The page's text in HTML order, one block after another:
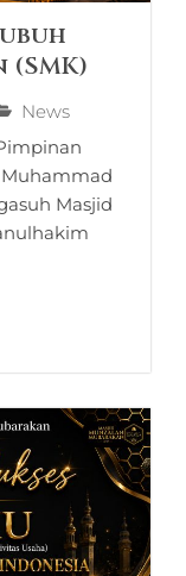
(SMK)
News
Muhammad
Masjid